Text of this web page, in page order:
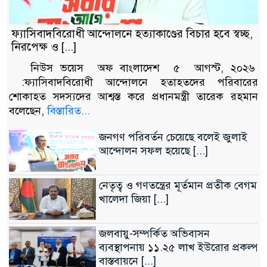
অবৈধ বিদেশি পিস্তল, ম্যাগাজিন
ও গুলিসহ আইনের সঙ্গে [...]
৯
ডাকাতির প্রস্তুতিকালে দুইজনকে
গ্রেফতার করেছে মিরপুর মডেল
থানা [...]
ফ্যাসিবাদবিরোধী আন্দোলনে হত্যাকাণ্ডের বিচার হবে স্বচ্ছ,
নিরপেক্ষ ও [...]
নিউস ভয়েস অফ বাংলাদেশ ৫ আগস্ট, ২০২৬
:ফ্যাসিবাদবিরোধী আন্দোলনে হতাহতদের পরিবারের
শোকাহত সদস্যদের আশ্বস্ত করে প্রধানমন্ত্রী তারেক রহমান
বলেছেন,বিস্তারিত...
জনগণ পরিবর্তন চেয়েছে বলেই জুলাই
আন্দোলন সফল হয়েছে [...]
নেতৃত্ব ও গণতন্ত্রের মূর্তমান প্রতীক বেগম
খালেদা জিয়া [...]
জলবায়ু-সম্পর্কিত অভিবাসন
ব্যবস্থাপনায় ১১.২৫ লাখ ইউরোর প্রকল্প
বাস্তবায়নে [...]